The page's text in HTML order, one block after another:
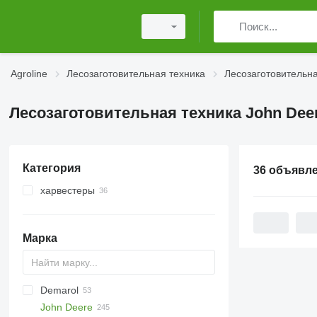
Agroline Лесозаготовительная техника
Лесозаготовительная техника John
Категория
харвестеры
Марка
MINI
PARK
CK
Demarol
R-12
AK
560
Biber
Katana
County
ST
Arborist
38 PRO
806
525
A-series
Hem
John Deere
36